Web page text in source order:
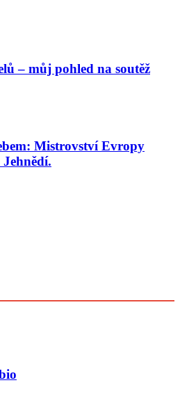
– můj pohled na soutěž
Mistrovství Evropy